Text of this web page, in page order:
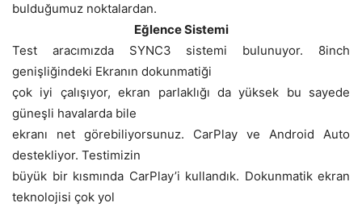
bulduğumuz noktalardan.
Eğlence Sistemi
Test aracımızda SYNC3 sistemi bulunuyor. 8inch
genişliğindeki Ekranın dokunmatiği
çok iyi çalışıyor, ekran parlaklığı da yüksek bu sayede
güneşli havalarda bile
ekranı net görebiliyorsunuz. CarPlay ve Android Auto
destekliyor. Testimizin
büyük bir kısmında CarPlay’i kullandık. Dokunmatik ekran
teknolojisi çok yol